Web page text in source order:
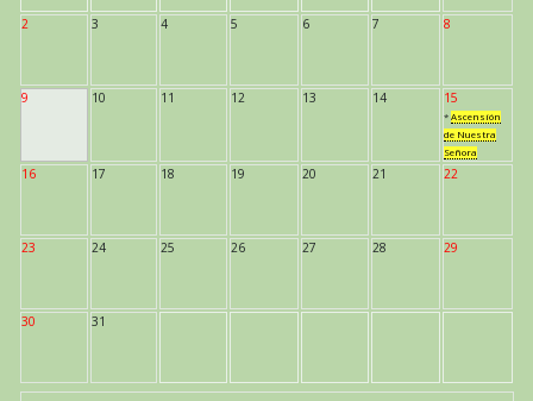
2 3 4 5 6 7 8
9 10 11 12 13 14 15
* Ascensión
de Nuestra
Señora
16 17 18 19 20 21 22
23 24 25 26 27 28 29
30 31